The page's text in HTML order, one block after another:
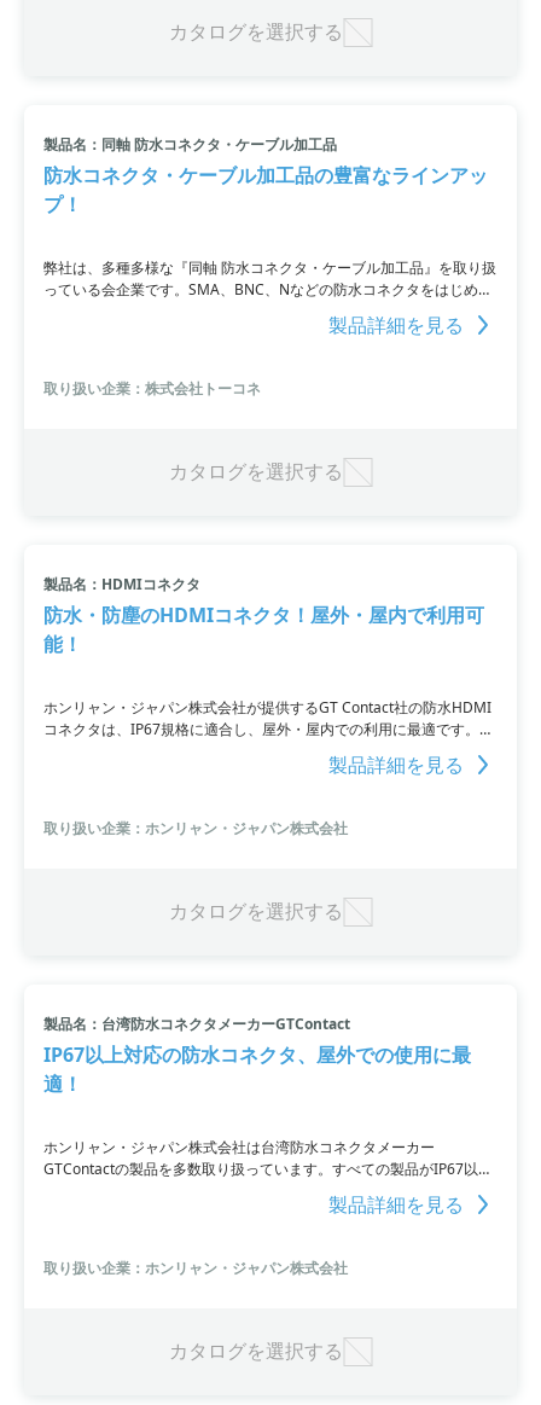
カタログを選択する
製品名：同軸 防水コネクタ・ケーブル加工品
防水コネクタ・ケーブル加工品の豊富なラインアッ
プ！
弊社は、多種多様な『同軸 防水コネクタ・ケーブル加工品』を取り扱
っている会企業です。SMA、BNC、Nなどの防水コネクタをはじめ、
ストレートプラグや終端器、変換コネクタもご用意しています。水場
や風雨の影響を受ける場所でも使用できる為、屋内外を問わず幅広い
製品詳細を見る
取り扱い企業：株式会社トーコネ
カタログを選択する
製品名：HDMIコネクタ
防水・防塵のHDMIコネクタ！屋外・屋内で利用可
能！
ホンリャン・ジャパン株式会社が提供するGT Contact社の防水HDMI
コネクタは、IP67規格に適合し、屋外・屋内での利用に最適です。防
水HDMIコネクタは、産業用パソコンや屋外用映像機器など、厳しい
環境での使用に適しており、HDMIケーブルアッセンブリとしても提
ンブリも取り扱っています。
製品詳細を見る
取り扱い企業：ホンリャン・ジャパン株式会社
カタログを選択する
製品名：台湾防水コネクタメーカーGTContact
IP67以上対応の防水コネクタ、屋外での使用に最
適！
ホンリャン・ジャパン株式会社は台湾防水コネクタメーカー
GTContactの製品を多数取り扱っています。すべての製品がIP67以上
の防水性能を備えており、屋外や劣悪な環境でも使用可能です。
SNAP-IN、M12、USB、RJ45、丸型コネクタなど、さまざまなタイプ
製品詳細を見る
取り扱い企業：ホンリャン・ジャパン株式会社
カタログを選択する